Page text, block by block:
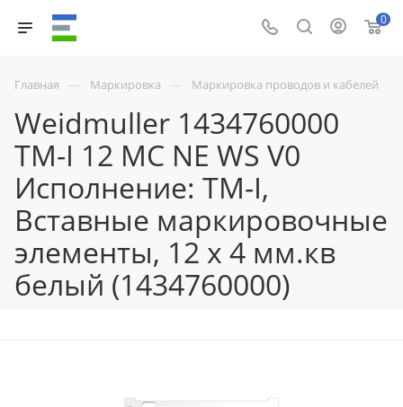
0
Главная — Маркировка — Маркировка проводов и кабелей
Weidmuller 1434760000
TM-I 12 MC NE WS V0
Исполнение: TM-I,
Вставные маркировочные
элементы, 12 x 4 мм.кв
белый (1434760000)